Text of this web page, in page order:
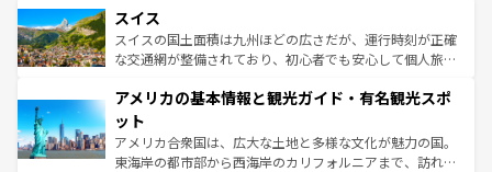
を参照してほしい。
は、お酒好きな人にはぜひ体験してほしい。 なお、新着の
ドイツ情報はコンテンツ一覧を参照してほしい。
リアごとに異なる魅力がある。また、優雅なアフタヌーン
ティー、ビール好きにはたまらない英国パブ、サッカー観
戦など、本場だからこそできる体験も豊富。イギリスを旅
ンツ一覧を参照してほしい。
スイス
スイスの国土面積は九州ほどの広さだが、運行時刻が正確
な交通網が整備されており、初心者でも安心して個人旅行
の建物がそのまま残る町や、スイスならではのユニークな
博物館もあり、アルプス観光だけでなく町歩きも満喫する
ことができる。国民の所得が高いため物価も高いが、旅行
者向けの交通パス提供のサービスもあり、うまく活用すれ
アメリカの基本情報と観光ガイド・有名観光スポ
ット
アメリカ合衆国は、広大な土地と多様な文化が魅力の国。
東海岸の都市部から西海岸のカリフォルニアまで、訪れる